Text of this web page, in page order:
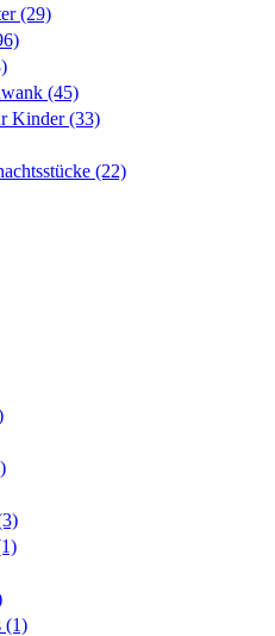
(29)
(45)
Kinder(33)
(22)
(1)